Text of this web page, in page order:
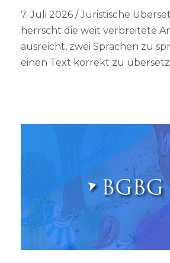
7. Juli 2026 / Juristische
herrscht die weit verbreitete
ausreicht, zwei Sprachen zu
einen Text korrekt zu